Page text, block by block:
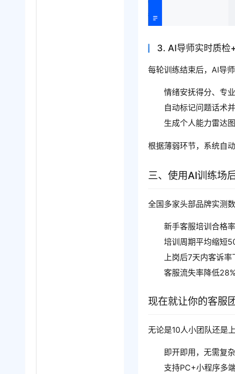
3. AI导师实时质检
每轮训练结束后，AI导
情绪安抚得分、专
自动标记问题话术
生成个人能力雷达
根据薄弱环节，系统自
三、使用AI训练场
全国多家头部品牌实测数
新手客服培训合格
培训周期平均缩短
上岗后7天内客诉
客服流失率降低28%
现在就让你的客服
无论是10人小团队还是
即开即用，无需复
支持PC+小程序多